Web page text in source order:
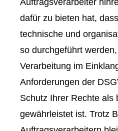
dafür zu bieten hat,
technische und
so durchgeführt
Verarbeitung im
Anforderungen der
Schutz Ihrer Rechte als
gewährleistet ist. Trotz